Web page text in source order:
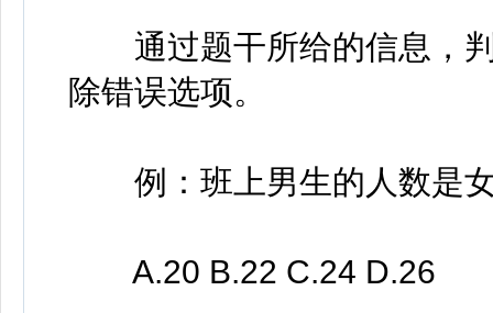
通过题干所给的信息，判
除错误选项。
例：班上男生的人数是女
A.20 B.22 C.24 D.26